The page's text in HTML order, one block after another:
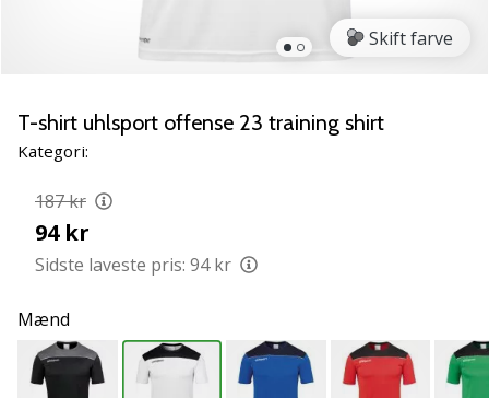
Weplayvolleyball
du
den
hobby
som
os?
Så
os
løbe
sammen.
Skift farve
T-shirt uhlsport offense 23 training shirt
Kategori:
187 kr
94 kr
Sidste laveste pris: 94 kr
Mænd